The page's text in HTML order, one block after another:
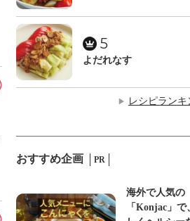
5
よだれなす
▶ レシピラン
おすすめ企画 PR
海外で人気の
「Konjac」